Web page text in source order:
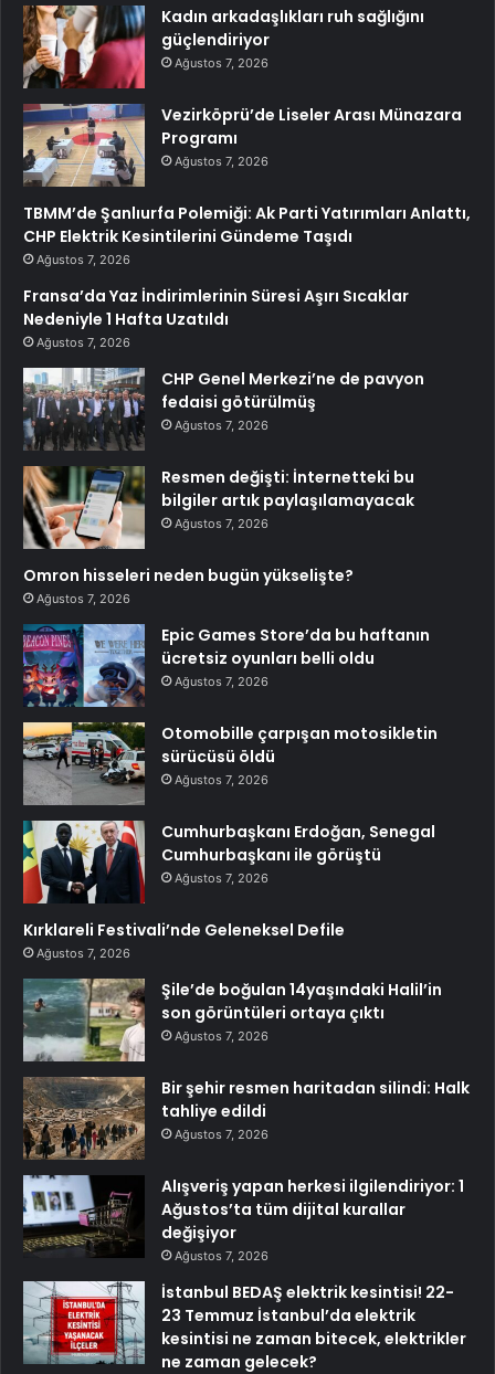
Kadın arkadaşlıkları ruh sağlığını
güçlendiriyor
Ağustos 7, 2026
Vezirköprü’de Liseler Arası Münazara
Programı
Ağustos 7, 2026
TBMM’de Şanlıurfa Polemiği: Ak Parti Yatırımları Anlattı,
CHP Elektrik Kesintilerini Gündeme Taşıdı
Ağustos 7, 2026
Fransa’da Yaz İndirimlerinin Süresi Aşırı Sıcaklar
Nedeniyle 1 Hafta Uzatıldı
Ağustos 7, 2026
CHP Genel Merkezi’ne de pavyon
fedaisi götürülmüş
Ağustos 7, 2026
Resmen değişti: İnternetteki bu
bilgiler artık paylaşılamayacak
Ağustos 7, 2026
Omron hisseleri neden bugün yükselişte?
Ağustos 7, 2026
Epic Games Store’da bu haftanın
ücretsiz oyunları belli oldu
Ağustos 7, 2026
Otomobille çarpışan motosikletin
sürücüsü öldü
Ağustos 7, 2026
Cumhurbaşkanı Erdoğan, Senegal
Cumhurbaşkanı ile görüştü
Ağustos 7, 2026
Kırklareli Festivali’nde Geleneksel Defile
Ağustos 7, 2026
Şile’de boğulan 14yaşındaki Halil’in
son görüntüleri ortaya çıktı
Ağustos 7, 2026
Bir şehir resmen haritadan silindi: Halk
tahliye edildi
Ağustos 7, 2026
Alışveriş yapan herkesi ilgilendiriyor: 1
Ağustos’ta tüm dijital kurallar
değişiyor
Ağustos 7, 2026
İstanbul BEDAŞ elektrik kesintisi! 22-
23 Temmuz İstanbul’da elektrik
kesintisi ne zaman bitecek, elektrikler
ne zaman gelecek?